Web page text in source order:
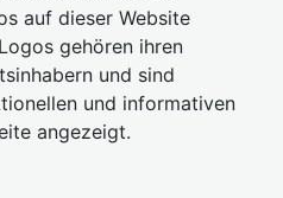
auf dieser Website
gehören ihren
und sind
und informativen
angezeigt.